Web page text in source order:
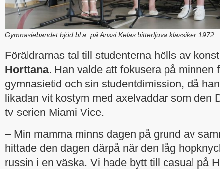
Gymnasiebandet bjöd bl.a. på Anssi Kelas bitterljuva klassiker 1972.
Föräldrarnas tal till studenterna hölls av
Horttana. Han valde att fokusera på minnen
gymnasietid och sin studentdimission, då
likadan vit kostym med axelvaddar som den
tv-serien Miami Vice.
– Min mamma minns dagen på grund av
hittade den dagen därpå när den låg
russin i en väska. Vi hade bytt till casual på